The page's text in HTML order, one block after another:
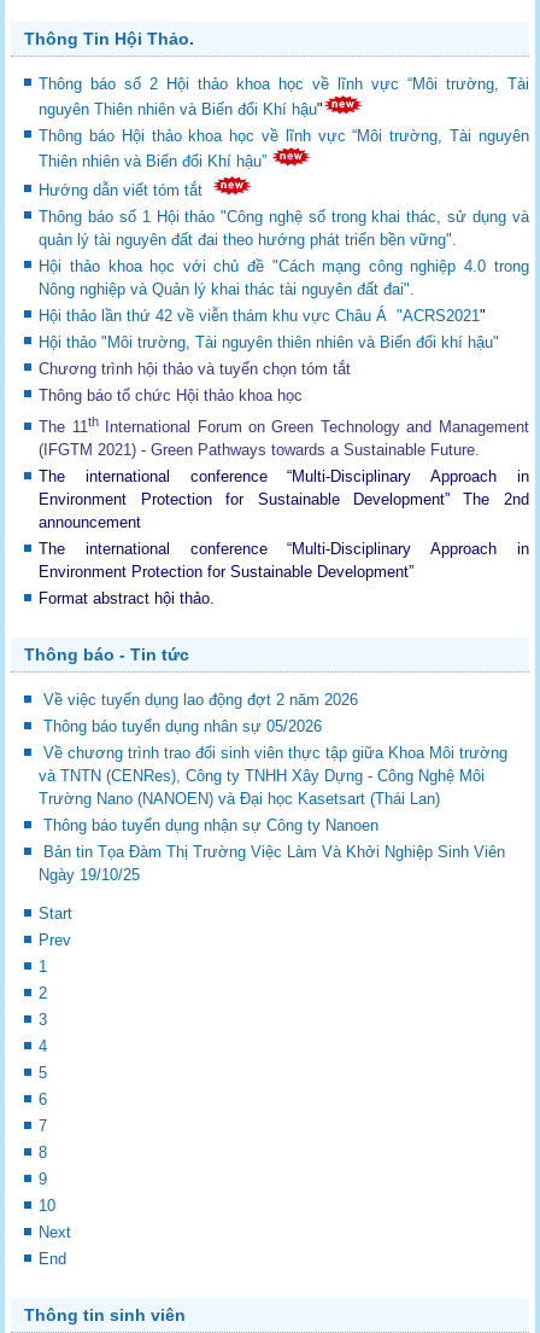
Thông Tin Hội Thảo.
Thông báo số 2 Hội thảo khoa học về lĩnh vực “Môi trường, Tài
nguyên Thiên nhiên và Biến đổi Khí hậu"
Thông báo Hội thảo khoa học về lĩnh vực “Môi trường, Tài nguyên
Thiên nhiên và Biến đổi Khí hậu”
Hướng dẫn viết tóm tắt
Thông báo số 1 Hội thảo "Công nghệ số trong khai thác, sử dụng và
quản lý tài nguyên đất đai theo hướng phát triển bền vững".
Hội thảo khoa học với chủ đề "Cách mạng công nghiệp 4.0 trong
Nông nghiệp và Quản lý khai thác tài nguyên đất đai".
Hội thảo lần thứ 42 về viễn thám khu vực Châu Á "ACRS2021"
Hội thảo "Môi trường, Tài nguyên thiên nhiên và Biến đổi khí hậu"
Chương trình hội thảo và tuyển chọn tóm tắt
Thông báo tổ chức Hội thảo khoa học
The 11thInternational Forum on Green Technology and Management
(IFGTM 2021) - Green Pathways towards a Sustainable Future.
The international conference “Multi-Disciplinary Approach in
Environment Protection for Sustainable Development”The 2nd
announcement
The international conference “Multi-Disciplinary Approach in
Environment Protection for Sustainable Development”
Format abstract hội thảo.
Thông báo - Tin tức
Về việc tuyển dụng lao động đợt 2 năm 2026
Thông báo tuyển dụng nhân sự 05/2026
Về chương trình trao đổi sinh viên thực tập giữa Khoa Môi trường
và TNTN (CENRes), Công ty TNHH Xây Dựng - Công Nghệ Môi
Trường Nano (NANOEN) và Đại học Kasetsart (Thái Lan)
Thông báo tuyển dụng nhận sự Công ty Nanoen
Bản tin Tọa Đàm Thị Trường Việc Làm Và Khởi Nghiệp Sinh Viên
Ngày 19/10/25
Start
Prev
1
2
3
4
5
6
7
8
9
10
Next
End
Thông tin sinh viên